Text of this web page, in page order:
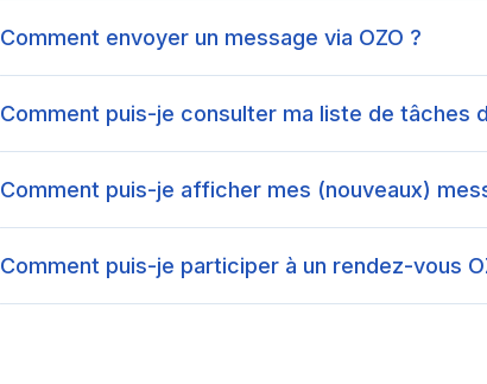
Comment envoyer un message via OZO ?
Comment puis-je consulter ma liste de tâches
Comment puis-je afficher mes (nouveaux)
Comment puis-je participer à un rendez-vous